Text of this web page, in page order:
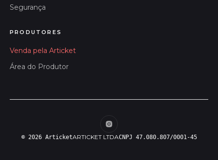
Segurança
PRODUTORES
Venda pela Articket
Área do Produtor
© 2026 ArticketARTICKET LTDACNPJ 47.080.807/0001-45